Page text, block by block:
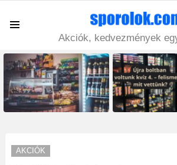
Akciók, kedvezmények
LATEST
STORIES
AKCIÓK